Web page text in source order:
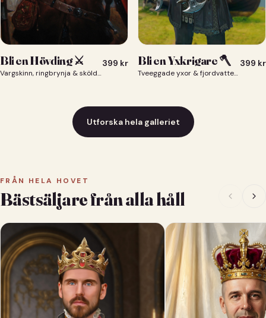
Bli en Hövding ⚔️
Vargskinn, ringbrynja & sköld — du som nordisk krigsherre ⚔️
399 kr Bli en Yxkrigare 🪓
Tveeggade yxor & fjordvatten bakom dig 🪓
399 kr
Utforska hela galleriet
FRÅN HELA HOVET
Bästsäljare från alla håll